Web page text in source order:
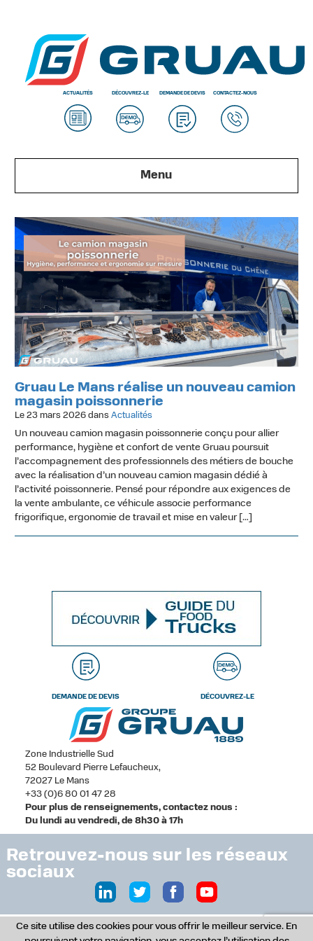
ACTUALITÉS DÉCOUVREZ-LE DEMANDE DE DEVIS CONTACTEZ-NOUS
Menu
Gruau Le Mans réalise un nouveau camion
magasin poissonnerie
Le 23 mars 2026 dansActualités
Un nouveau camion magasin poissonnerie conçu pour allier
performance, hygiène et confort de vente Gruau poursuit
l’accompagnement des professionnels des métiers de bouche
avec la réalisation d’un nouveau camion magasin dédié à
l’activité poissonnerie. Pensé pour répondre aux exigences de
la vente ambulante, ce véhicule associe performance
frigorifique, ergonomie de travail et mise en valeur […]
DEMANDE DE DEVIS DÉCOUVREZ-LE
Zone Industrielle Sud
52 Boulevard Pierre Lefaucheux,
72027 Le Mans
+33 (0)6 80 01 47 28
Pour plus de renseignements, contactez nous :
Du lundi au vendredi, de 8h30 à 17h
Retrouvez-nous sur les réseaux
sociaux
© Copyright 2017 - Tous droits réservés -
Ce site utilise des cookies pour vous offrir le meilleur service. En